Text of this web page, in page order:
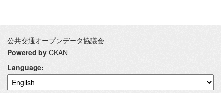
公共交通オープンデータ協議会
Powered by CKAN
Language